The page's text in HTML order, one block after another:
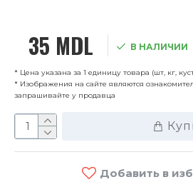
35 MDL В НАЛИЧИИ
* Цена указана за 1 единицу товара (шт, кг,
* Изображения на сайте являются
запрашивайте у продавца
Добавить в